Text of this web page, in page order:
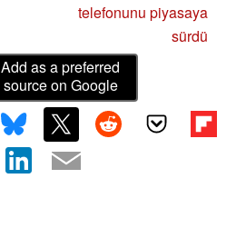
telefonunu piyasaya
sürdü
Add as a preferred
source on Google